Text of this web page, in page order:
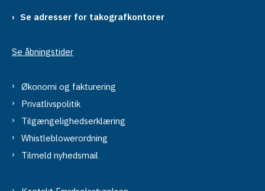
Se adresser for takografkontorer
Se åbningstider
Økonomi og fakturering
Privatlivspolitik
Tilgængelighedserklæring
Whistleblowerordning
Tilmeld nyhedsmail